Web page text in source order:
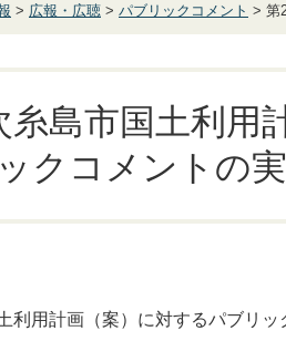
> 広報・広聴 > パブリックコメント > 第
糸島市国土利用
クコメントの
利用計画（案）に対するパブリ